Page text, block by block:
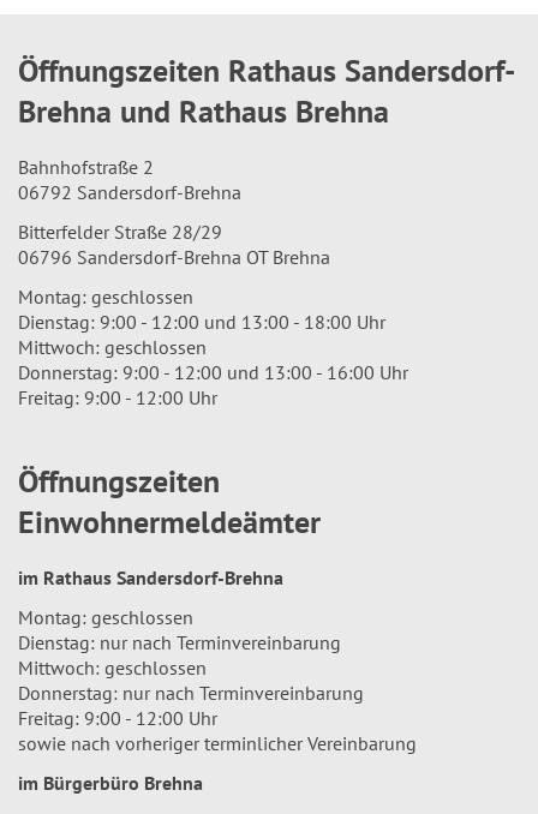
Öffnungszeiten Rathaus Sandersdorf-
Brehna und Rathaus Brehna
Bahnhofstraße 2
06792 Sandersdorf-Brehna
Bitterfelder Straße 28/29
06796 Sandersdorf-Brehna OT Brehna
Montag: geschlossen
Dienstag: 9:00 - 12:00 und 13:00 - 18:00 Uhr
Mittwoch: geschlossen
Donnerstag: 9:00 - 12:00 und 13:00 - 16:00 Uhr
Freitag: 9:00 - 12:00 Uhr
Öffnungszeiten
Einwohnermeldeämter
im Rathaus Sandersdorf-Brehna
Montag: geschlossen
Dienstag: nur nach Terminvereinbarung
Mittwoch: geschlossen
Donnerstag: nur nach Terminvereinbarung
Freitag: 9:00 - 12:00 Uhr
sowie nach vorheriger terminlicher Vereinbarung
im Bürgerbüro Brehna